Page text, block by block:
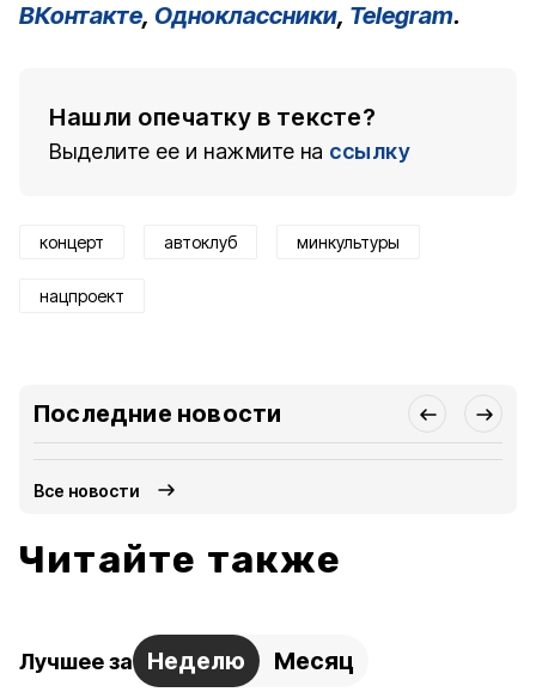
ВКонтакте, Одноклассники, Telegram.
Нашли опечатку в тексте?
Выделите ее и нажмите на ссылку
концерт автоклуб минкультуры
нацпроект
Последние новости
Все новости
Читайте также
Лучшее за Неделю Месяц